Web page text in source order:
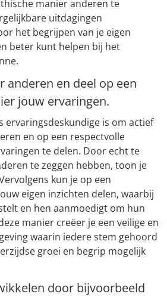
manier anderen te
uitdagingen
het begrijpen van je eigen
beter kunt helpen bij het
anderen en deel op een
jouw ervaringen.
ervaringsdeskundige is om actief
en op een respectvolle
te delen. Door echt te
te zeggen hebben, toon je
kun je op een
eigen inzichten delen, waarbij
en hen aanmoedigt om hun
manier creëer je een veilige en
waarin iedere stem gehoord
groei en begrip mogelijk
door bijvoorbeeld